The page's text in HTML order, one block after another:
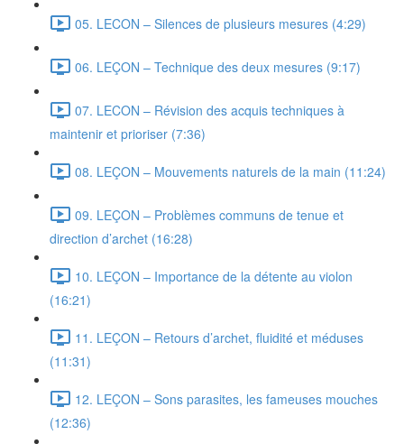
05. LECON – Silences de plusieurs mesures (4:29)
06. LEÇON – Technique des deux mesures (9:17)
07. LECON – Révision des acquis techniques à
maintenir et prioriser (7:36)
08. LEÇON – Mouvements naturels de la main (11:24)
09. LEÇON – Problèmes communs de tenue et
direction d’archet (16:28)
10. LEÇON – Importance de la détente au violon
(16:21)
11. LEÇON – Retours d’archet, fluidité et méduses
(11:31)
12. LEÇON – Sons parasites, les fameuses mouches
(12:36)